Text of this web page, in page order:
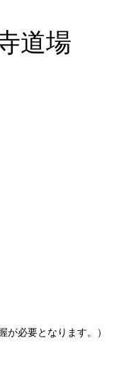
道場
必要となります。）